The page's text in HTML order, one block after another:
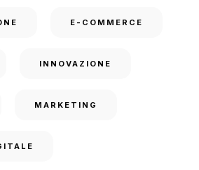
E-COMMERCE
INNOVAZIONE
MARKETING